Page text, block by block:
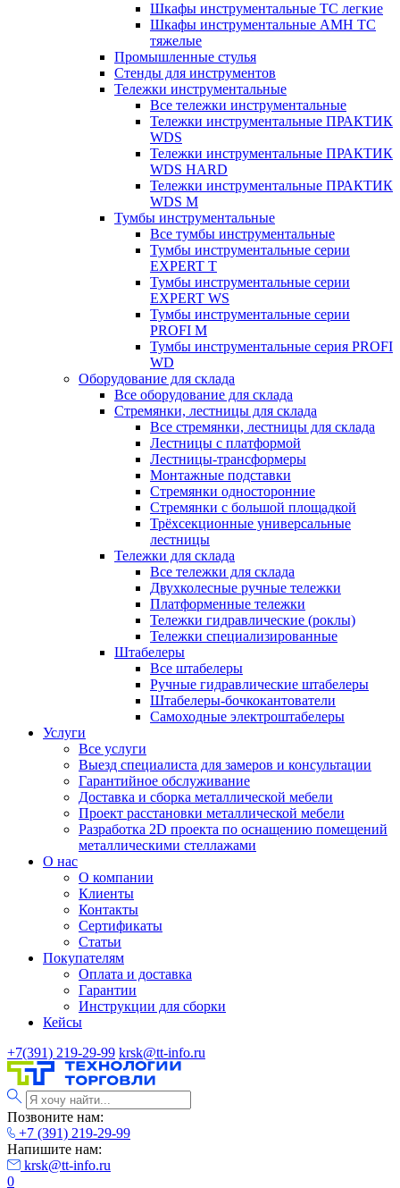
Шкафы инструментальные ТС легкие
Шкафы инструментальные AMH TC
тяжелые
Промышленные стулья
Стенды для инструментов
Тележки инструментальные
Все тележки инструментальные
Тележки инструментальные ПРАКТИК
WDS
Тележки инструментальные ПРАКТИК
WDS HARD
Тележки инструментальные ПРАКТИК
WDS M
Тумбы инструментальные
Все тумбы инструментальные
Тумбы инструментальные серии
EXPERT T
Тумбы инструментальные серии
EXPERT WS
Тумбы инструментальные серии
PROFI M
Тумбы инструментальные серия PROFI
WD
Оборудование для склада
Все оборудование для склада
Стремянки, лестницы для склада
Все стремянки, лестницы для склада
Лестницы с платформой
Лестницы-трансформеры
Монтажные подставки
Стремянки односторонние
Стремянки с большой площадкой
Трёхсекционные универсальные
лестницы
Тележки для склада
Все тележки для склада
Двухколесные ручные тележки
Платформенные тележки
Тележки гидравлические (роклы)
Тележки специализированные
Штабелеры
Все штабелеры
Ручные гидравлические штабелеры
Штабелеры-бочкокантователи
Самоходные электроштабелеры
Услуги
Все услуги
Выезд специалиста для замеров и консультации
Гарантийное обслуживание
Доставка и сборка металлической мебели
Проект расстановки металлической мебели
Разработка 2D проекта по оснащению помещений
металлическими стеллажами
О нас
О компании
Клиенты
Контакты
Сертификаты
Статьи
Покупателям
Оплата и доставка
Гарантии
Инструкции для сборки
Кейсы
+7(391) 219-29-99 krsk@tt-info.ru
Позвоните нам:
+7 (391) 219-29-99
Напишите нам:
krsk@tt-info.ru
0